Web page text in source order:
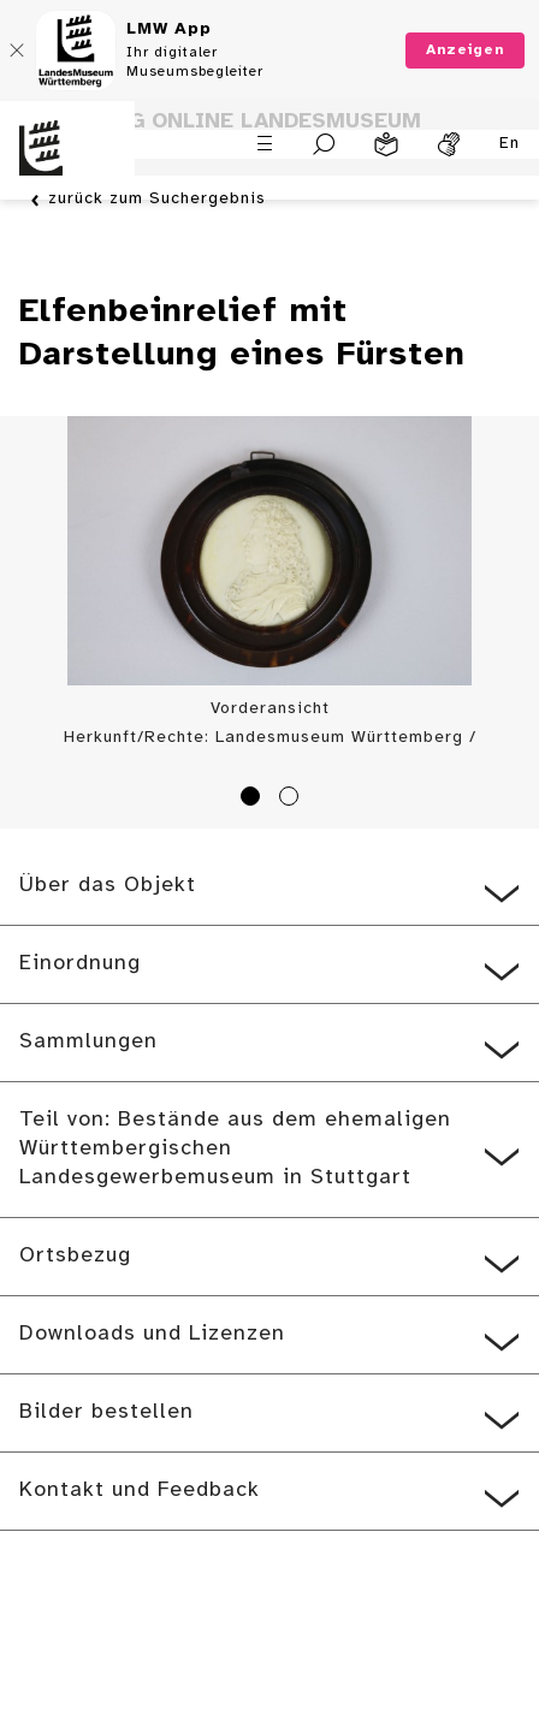
LMW App
Ihr digitaler
Museumsbegleiter
Anzeigen
En
SAMMLUNG ONLINE LANDESMUSEUM
WÜRTTEMBERG
zurück zum Suchergebnis
Elfenbeinrelief mit
Darstellung eines Fürsten
Vorderansicht
Herkunft/Rechte: Landesmuseum Württemberg /
Über das Objekt
Einordnung
Sammlungen
Teil von: Bestände aus dem ehemaligen
Württembergischen
Landesgewerbemuseum in Stuttgart
Ortsbezug
Downloads und Lizenzen
Bilder bestellen
Kontakt und Feedback